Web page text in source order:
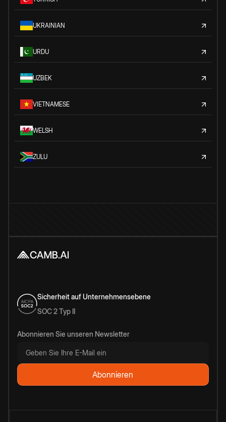
UKRAINIAN
URDU
UZBEK
VIETNAMESE
WELSH
ZULU
Sicherheit auf Unternehmensebene
SOC 2 Typ II
Abonnieren Sie unseren Newsletter